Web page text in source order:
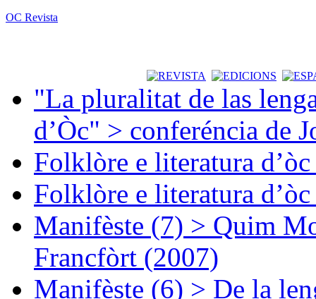
OC Revista
"La pluralitat de las
d’Òc" > conferéncia de
Folklòre e literatura
Folklòre e literatura
Manifèste (7) > Quim
Francfòrt (2007)
Manifèste (6) > De la